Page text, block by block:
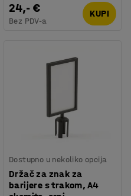
24,- €
Bez PDV-a
KUPI
Dostupno u nekoliko opcija
Držač za znak za
barijere s trakom, A4